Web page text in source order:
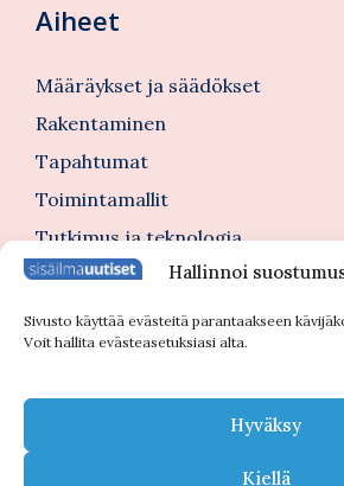
Hallinnoi
Sivusto käyttää evästeitä parantaakseen
Voit hallita evästeasetuksiasi alta.
Hyväksy
Kiellä
Aiheet
Määräykset ja säädökset
Rakentaminen
Tapahtumat
Toimintamallit
Tutkimus ja teknologia
Tutustu myös